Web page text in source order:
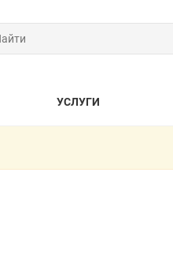
УСЛУГИ